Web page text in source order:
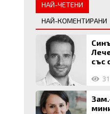
НАЙ-ЧЕТЕНИ
НАЙ-КОМЕНТИРАНИ
със